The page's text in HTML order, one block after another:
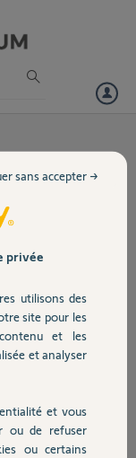
des sirènes
en route des
n'est pas activée.
problème mais je
d'une fois par
privée
utilisons des
site pour les
et les
et analyser
et vous
ou de refuser
ou certains
sans accepter →